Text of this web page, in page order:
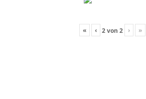
« ‹ 2von 2 › »